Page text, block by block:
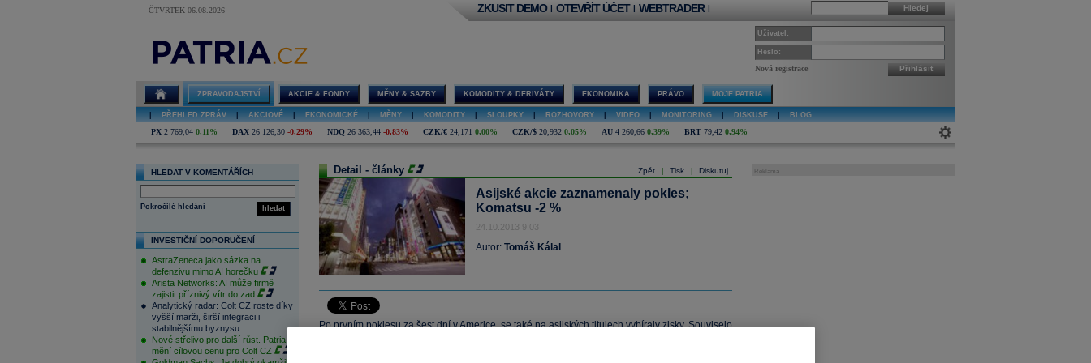
ČTVRTEK 06.08.2026 Hledej
ZKUSIT DEMO | OTEVŘÍT ÚČET | WEBTRADER |
Uživatel:
Heslo:
Nová registrace Přihlásit
ZPRAVODAJSTVÍ AKCIE & FONDY MĚNY & SAZBY KOMODITY & DERIVÁTY EKONOMIKA PRÁVO MOJE PATRIA
PŘEHLED ZPRÁV AKCIOVÉ EKONOMICKÉ MĚNY KOMODITY SLOUPKY ROZHOVORY VIDEO MONITORING DISKUSE BLOG
PX 2 769,04 0,11% DAX 26 126,30 -0,29% NDQ 26 363,44 -0,83% CZK/€ 24,171 0,00% CZK/$ 20,932 0,05% AU 4 260,66 0,39% BRT 79,42 0,94%
HLEDAT V KOMENTÁŘÍCH
hledat
Pokročilé hledání
INVESTIČNÍ DOPORUČENÍ
AstraZeneca jako sázka na
defenzivu mimo AI horečku
Arista Networks: AI může firmě
zajistit příznivý vítr do zad
Analytický radar: Colt CZ roste díky
vyšší marži, širší integraci i
stabilnějšímu byznysu
Nové střelivo pro další růst. Patria
mění cílovou cenu pro Colt CZ
Zpět Tisk Diskutuj
Detail - články
Asijské akcie zaznamenaly pokles;
Komatsu -2 %
24.10.2013 9:03
Autor: Tomáš Kálal
Po prvním poklesu za šest dní v Americe, se také na asijských titulech vybíraly zisky. Souviselo
Reklama